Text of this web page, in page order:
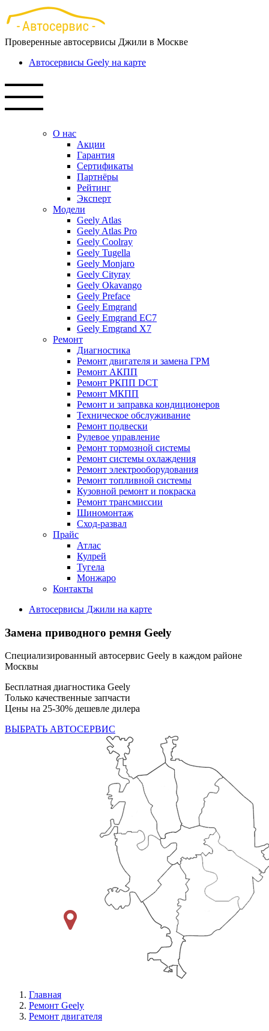
Перейти
к
основному
содержанию
Проверенные автосервисы Джили в Москве
Автосервисы Geely на карте
О нас
Акции
Гарантия
Сертификаты
Партнёры
Рейтинг
Эксперт
Модели
Geely Atlas
Geely Atlas Pro
Geely Coolray
Geely Tugella
Geely Monjaro
Geely Cityray
Geely Okavango
Geely Preface
Geely Emgrand
Geely Emgrand EC7
Geely Emgrand X7
Ремонт
Диагностика
Ремонт двигателя и замена ГРМ
Ремонт АКПП
Ремонт РКПП DCT
Ремонт МКПП
Ремонт и заправка кондиционеров
Техническое обслуживание
Ремонт подвески
Рулевое управление
Ремонт тормозной системы
Ремонт системы охлаждения
Ремонт электрооборудования
Ремонт топливной системы
Кузовной ремонт и покраска
Ремонт трансмиссии
Шиномонтаж
Сход-развал
Прайс
Атлас
Кулрей
Тугела
Монжаро
Контакты
Автосервисы Джили на карте
Замена приводного ремня Geely
Специализированный автосервис Geely в каждом районе
Москвы
Бесплатная диагностика Geely
Только качественные запчасти
Цены на 25-30% дешевле дилера
ВЫБРАТЬ АВТОСЕРВИС
Главная
Ремонт Geely
Ремонт двигателя